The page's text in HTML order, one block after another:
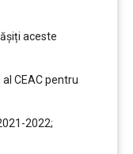
aceste
CEAC pentru
2022;